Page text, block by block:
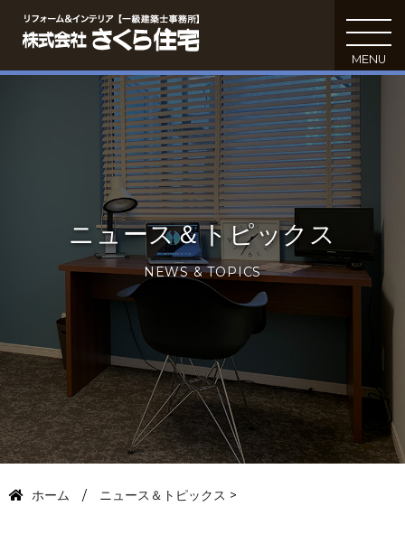
MENU
ニュース＆トピックス
NEWS & TOPICS
ホーム ニュース＆トピックス >